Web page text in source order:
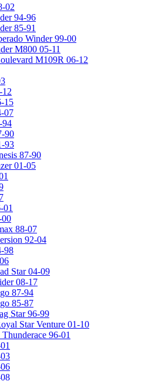
02
94-96
85-91
Winder 99-00
M800 05-11
M109R 06-12
12
15
07
94
90
93
87-90
01-05
88-07
92-04
98
Star 04-09
08-17
87-94
85-87
Star 96-99
Star Venture 01-10
96-01